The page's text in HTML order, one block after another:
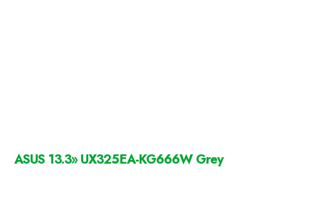
ASUS 13.3» UX325EA-KG666W Grey